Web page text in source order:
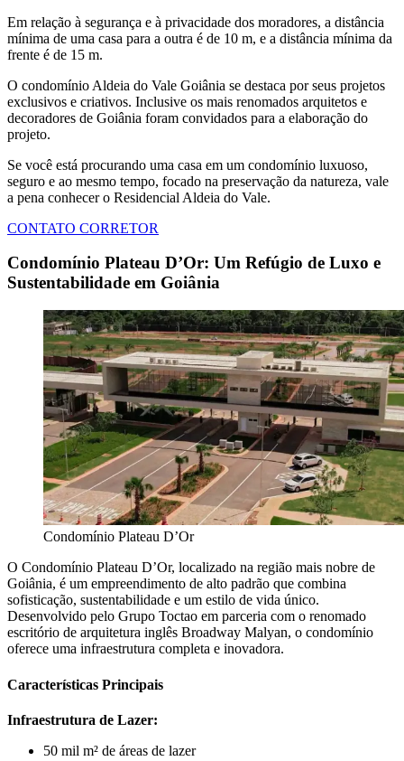
Em relação à segurança e à privacidade dos moradores, a distância
mínima de uma casa para a outra é de 10 m, e a distância mínima da
frente é de 15 m.
O condomínio Aldeia do Vale Goiânia se destaca por seus projetos
exclusivos e criativos. Inclusive os mais renomados arquitetos e
decoradores de Goiânia foram convidados para a elaboração do
projeto.
Se você está procurando uma casa em um condomínio luxuoso,
seguro e ao mesmo tempo, focado na preservação da natureza, vale
a pena conhecer o Residencial Aldeia do Vale.
CONTATO CORRETOR
Condomínio Plateau D’Or: Um Refúgio de Luxo e
Sustentabilidade em Goiânia
Condomínio Plateau D’Or
O Condomínio Plateau D’Or, localizado na região mais nobre de
Goiânia, é um empreendimento de alto padrão que combina
sofisticação, sustentabilidade e um estilo de vida único.
Desenvolvido pelo Grupo Toctao em parceria com o renomado
escritório de arquitetura inglês Broadway Malyan, o condomínio
oferece uma infraestrutura completa e inovadora.
Características Principais
Infraestrutura de Lazer:
50 mil m² de áreas de lazer